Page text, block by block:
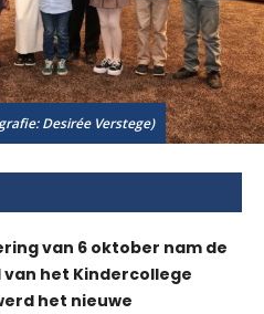
Desirée Verstege)
van 6 oktober nam de
het Kindercollege
het nieuwe